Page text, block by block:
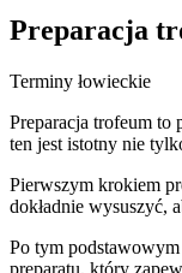
Preparacja
Terminy łowieckie
Preparacja trofeum to
ten jest istotny nie
Pierwszym krokiem
dokładnie wysuszyć,
Po tym
preparatu, który